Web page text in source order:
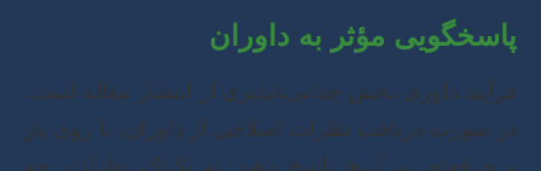
پاسخگویی مؤثر به داوران
فرآیند داوری بخش جدایی‌ناپذیری از انتشار مقاله است.
در صورت دریافت نظرات اصلاحی از داوران، با روی باز
و حرفه‌ای به آن‌ها پاسخ دهید. به تک‌تک نظرات، چه